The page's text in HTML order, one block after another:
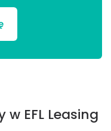
w EFL Leasing